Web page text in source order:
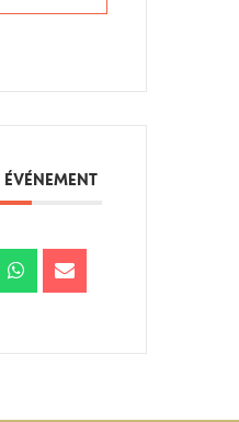
ÉVÉNEMENT